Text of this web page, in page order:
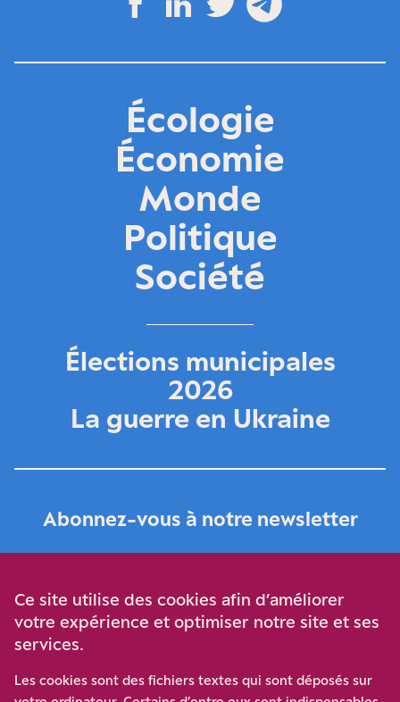
Écologie
Économie
Monde
Politique
Société
Élections municipales
2026
La guerre en Ukraine
Abonnez-vous à notre newsletter
Ce site utilise des cookies afin d’améliorer
votre expérience et optimiser notre site et ses
services.
Les cookies sont des fichiers textes qui sont déposés sur